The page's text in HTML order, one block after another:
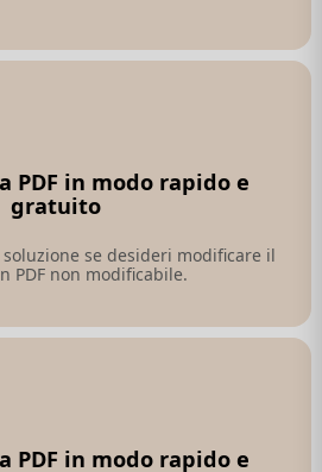
PDF in modo rapido e
gratuito
se desideri modificare il
PDF non modificabile.
PDF in modo rapido e